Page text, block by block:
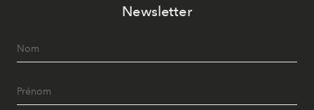
Newsletter